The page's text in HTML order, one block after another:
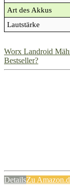
Art des Akkus
Lautstärke
Worx Landroid
Bestseller?
DetailsZu